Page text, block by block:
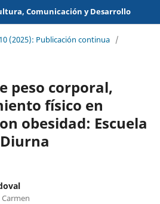
Comunicación y Desarrollo
(2025): Publicación continua /
peso corporal,
físico en
obesidad: Escuela